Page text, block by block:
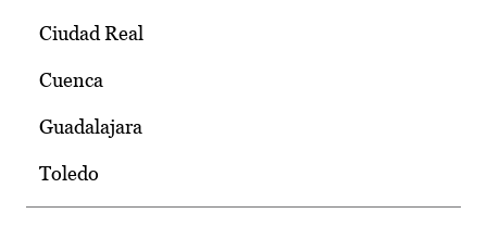
Ciudad Real
Cuenca
Guadalajara
Toledo